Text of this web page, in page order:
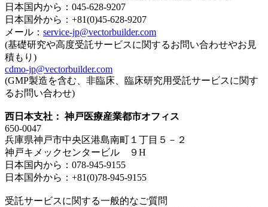
日本国内から：045-628-9207
日本国外から：+81(0)45-628-9207
メール： service-jp@vectorbuilder.com
(基礎研究や高度受託サービスに関するお問い合わせやお見
積もり)
cdmo-jp@vectorbuilder.com
(GMP製造を含む、非臨床、臨床研究用受託サービスに関す
るお問い合わせ)
西日本支社： 神戸医療産業都市オフィス
650-0047
兵庫県神戸市中央区港島南町１丁目５－２
神戸キメックセンタービル ９H
日本国内から：078-945-9155
日本国外から：+81(0)78-945-9155
受託サービスに関する一般的なご質問